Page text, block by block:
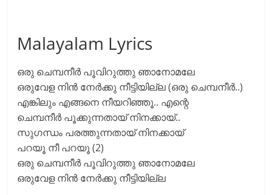
Malayalam Lyrics
ഒരു ചെമ്പനീര്‍ പൂവിറുത്തു ഞാനോമലേ
ഒരുവേള നിന്‍ നേര്‍ക്കു നീട്ടിയില്ല (ഒരു ചെമ്പനീര്‍..)
എങ്കിലും എങ്ങനെ നീയറിഞ്ഞൂ.. എന്റെ
ചെമ്പനീര്‍ പൂക്കുന്നതായ്‌ നിനക്കായ്‌..
സുഗന്ധം പരത്തുന്നതായ്‌ നിനക്കായ്‌
പറയൂ നീ പറയൂ (2)
ഒരു ചെമ്പനീര്‍ പൂവിറുത്തു ഞാനോമലേ
ഒരുവേള നിന്‍ നേര്‍ക്കു നീട്ടിയില്ല